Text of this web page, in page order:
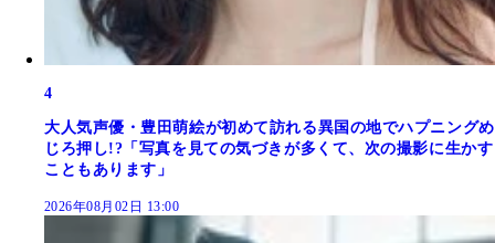
4
大人気声優・豊田萌絵が初めて訪れる異国の地でハプニングめ
じろ押し!?「写真を見ての気づきが多くて、次の撮影に生かす
こともあります」
2026年08月02日 13:00